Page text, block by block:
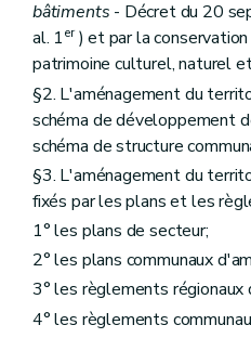
Art. 45
Section 5 Procédure
Art. 46
Chapitre III Du plan
Section première
Art. 47
Section 2
Art. 48
Art. 49
Section 3
Art. 50
Art. 51
Art. 52
Section 4
Art. 53
Section 5 Elaboration
bâtiments - Décret du 20
al. 1er) et par la
patrimoine culturel, naturel
§2. L'aménagement du
schéma de développement
schéma de structure
§3. L'aménagement du
fixés par les plans et les
1° les plans de secteur;
2° les plans communaux
3° les règlements régionaux
4° les règlements